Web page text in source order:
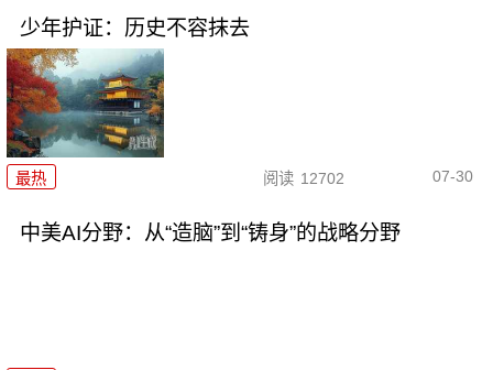
少年护证：历史不容抹去
最热 阅读 12702 07-30
中美AI分野：从“造脑”到“铸身”的战略分野